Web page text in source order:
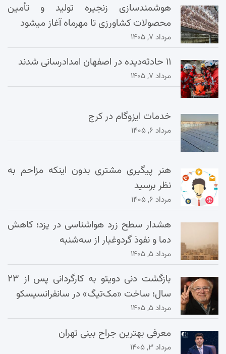
هوشمندسازی زنجیره تولید و تأمین
محصولات کشاورزی تا مهرماه آغاز میشود
مرداد ۷, ۱۴۰۵
۱۱ حادثه‌دیده در اصفهان امدادرسانی شدند
مرداد ۷, ۱۴۰۵
خدمات ایزوگام در کرج
مرداد ۶, ۱۴۰۵
هنر پیگیری مشتری بدون اینکه مزاحم به
نظر برسید
مرداد ۶, ۱۴۰۵
هشدار سطح زرد هواشناسی در یزد؛ کاهش
دما و نفوذ گردوغبار از سه‌شنبه
مرداد ۵, ۱۴۰۵
بازگشت دنی دویتو به کارگردانی پس از ۲۳
سال؛ ساخت «مک‌تیگ» در سانفرانسیسکو
مرداد ۵, ۱۴۰۵
معرفی بهترین جراح بینی تهران
مرداد ۳, ۱۴۰۵